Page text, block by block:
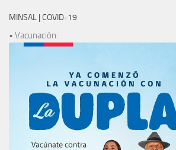
MINSAL | COVID-19
• Vacunación: